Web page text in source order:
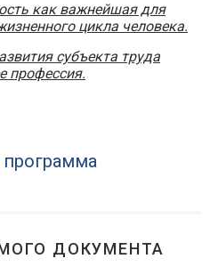
как важнейшая для
цикла человека.
субъекта труда
профессия.
программа
ДОКУМЕНТА